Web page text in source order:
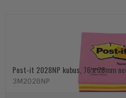
Post-it 2028NP kubus, 76 x 76mm
3M2028NP